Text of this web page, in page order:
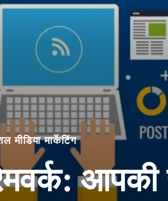
मीडिया मार्केटिंग